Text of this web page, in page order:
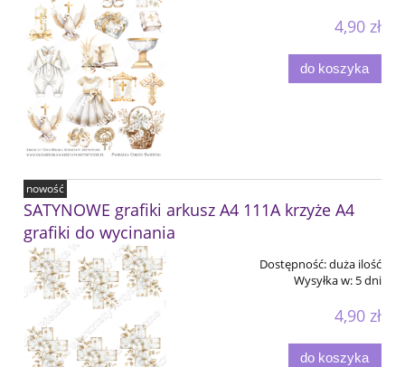
4,90 zł
do koszyka
SATYNOWE grafiki arkusz A4 111A krzyże A4
grafiki do wycinania
Dostępność:duża ilość
Wysyłka w: 5 dni
4,90 zł
do koszyka
nowość